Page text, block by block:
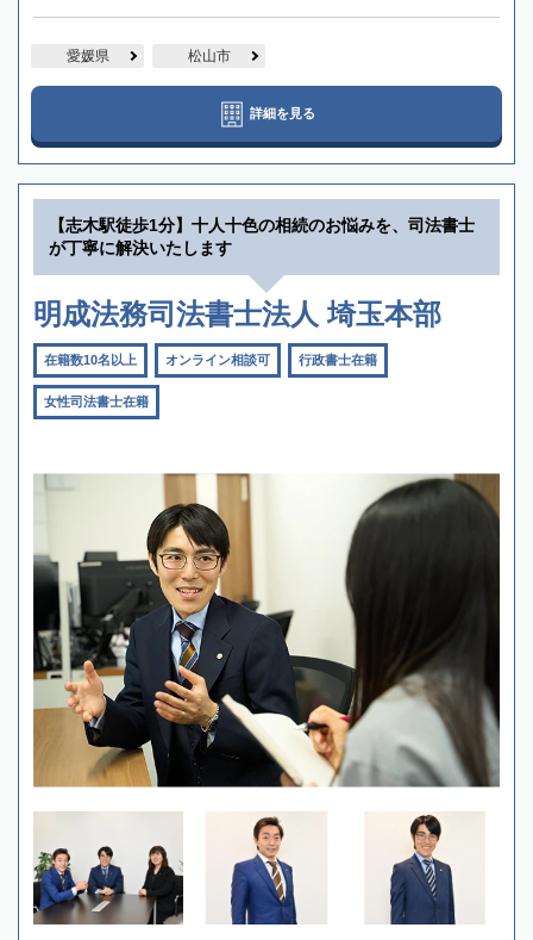
愛媛県 松山市
詳細を見る
【志木駅徒歩1分】十人十色の相続のお悩みを、司法書士
が丁寧に解決いたします
明成法務司法書士法人 埼玉本部
在籍数10名以上 オンライン相談可 行政書士在籍
女性司法書士在籍